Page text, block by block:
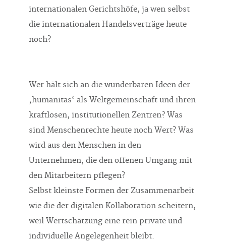
internationalen Gerichtshöfe, ja wen selbst
die internationalen Handelsverträge heute
noch?
Wer hält sich an die wunderbaren Ideen der
‚humanitas‘ als Weltgemeinschaft und ihren
kraftlosen, institutionellen Zentren? Was
sind Menschenrechte heute noch Wert? Was
wird aus den Menschen in den
Unternehmen, die den offenen Umgang mit
den Mitarbeitern pflegen?
Selbst kleinste Formen der Zusammenarbeit
wie die der digitalen Kollaboration scheitern,
weil Wertschätzung eine rein private und
individuelle Angelegenheit bleibt.